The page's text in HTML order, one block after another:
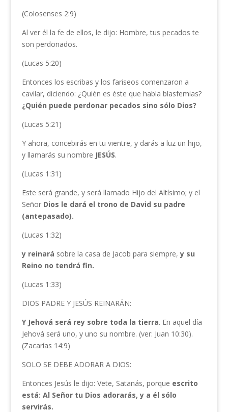
(Colosenses 2:9)
Al ver él la fe de ellos, le dijo: Hombre, tus pecados te
son perdonados.
(Lucas 5:20)
Entonces los escribas y los fariseos comenzaron a
cavilar, diciendo: ¿Quién es éste que habla blasfemias?
¿Quién puede perdonar pecados sino sólo Dios?
(Lucas 5:21)
Y ahora, concebirás en tu vientre, y darás a luz un hijo,
y llamarás su nombre JESÚS.
(Lucas 1:31)
Este será grande, y será llamado Hijo del Altísimo; y el
Señor Dios le dará el trono de David su padre
(antepasado).
(Lucas 1:32)
y reinará sobre la casa de Jacob para siempre,y su
Reino no tendrá fin.
(Lucas 1:33)
DIOS PADRE Y JESÚS REINARÁN:
Y Jehová será rey sobre toda la tierra. En aquel día
Jehová será uno, y uno su nombre. (ver: Juan 10:30).
(Zacarías 14:9)
SOLO SE DEBE ADORAR A DIOS:
Entonces Jesús le dijo: Vete, Satanás, porque escrito
está: Al Señor tu Dios adorarás, y a él sólo
servirás.